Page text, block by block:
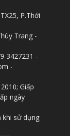
P.Thới
Trang -
3427231 -
-
Giấp
ngày
khi sử dụng